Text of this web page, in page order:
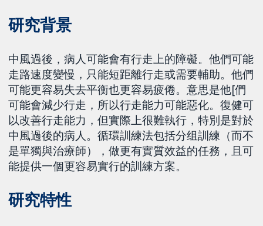
研究背景
中風過後，病人可能會有行走上的障礙。他們可能
走路速度變慢，只能短距離行走或需要輔助。他們
可能更容易失去平衡也更容易疲倦。意思是他[們
可能會減少行走，所以行走能力可能惡化。復健可
以改善行走能力，但實際上很難執行，特別是對於
中風過後的病人。循環訓練法包括分组訓練（而不
是單獨與治療師），做更有實質效益的任務，且可
能提供一個更容易實行的訓練方案。
研究特性